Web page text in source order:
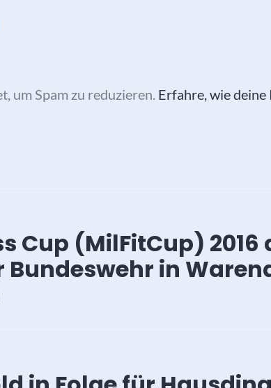
um Spam zu reduzieren. Erfahre, wie
Cup (MilFitCup) 2016
in